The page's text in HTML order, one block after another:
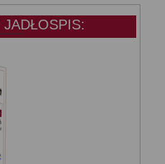
JADŁOSPIS: